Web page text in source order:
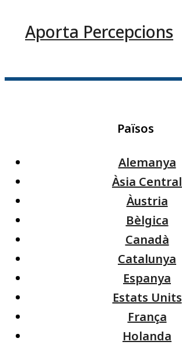
Aporta Percepcions
Països
Alemanya
Àsia Central
Àustria
Bèlgica
Canadà
Catalunya
Espanya
Estats Units
França
Holanda